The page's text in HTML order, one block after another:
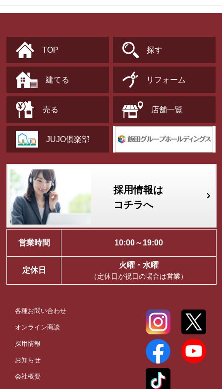
TOP 探す
建てる リフォーム
売る 店舗一覧
JUJO倶楽部
採用情報は
コチラへ
営業時間 10:00～19:00
定休日
火曜・水曜
（定休日が祝日の場合は営業）
各種お問い合わせ
オンライン商談
採用情報
お知らせ
会社概要